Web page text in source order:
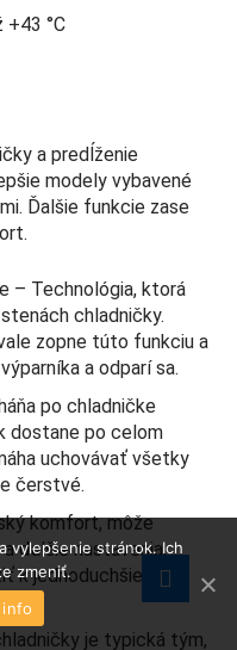
°C
a predĺženie
modely vybavené
Ďalšie funkcie zase
– Technológia, ktorá
chladničky.
zopne túto funkciu a
a odparí sa.
po chladničke
dostane po celom
uchovávať všetky
čerstvé.
komfort, môže
ďalšie nastavenia,
k jednoduchšiemu
je typická tým,
vylepšenie stránok. Ich
zmeniť.
info